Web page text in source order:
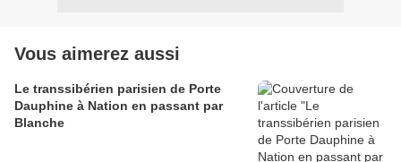
Vous aimerez aussi
Le transsibérien parisien de Porte
Dauphine à Nation en passant par
Blanche